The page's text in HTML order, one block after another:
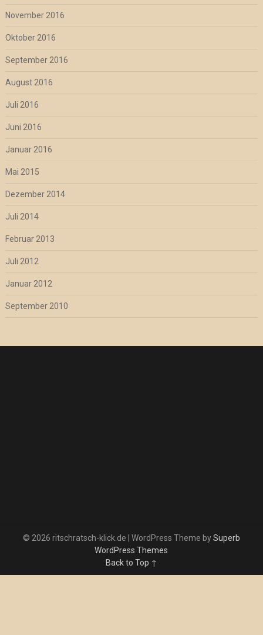
November 2016
Oktober 2016
September 2016
August 2016
Juli 2016
Juni 2016
Januar 2016
Mai 2015
Dezember 2014
Juli 2014
Februar 2013
Juli 2012
Januar 2012
September 2010
© 2026 ritschratsch-klick.de | WordPress Theme bySuperb
WordPress Themes
Back to Top ↑